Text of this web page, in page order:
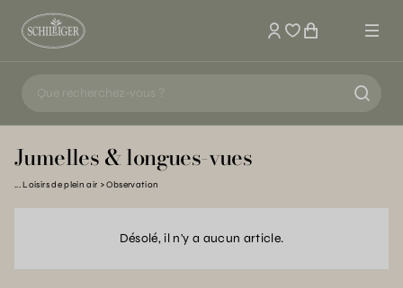
Mon compte
Jumelles & longues-vues
Loisirs de plein air Observation
Désolé, il n'y a aucun article.